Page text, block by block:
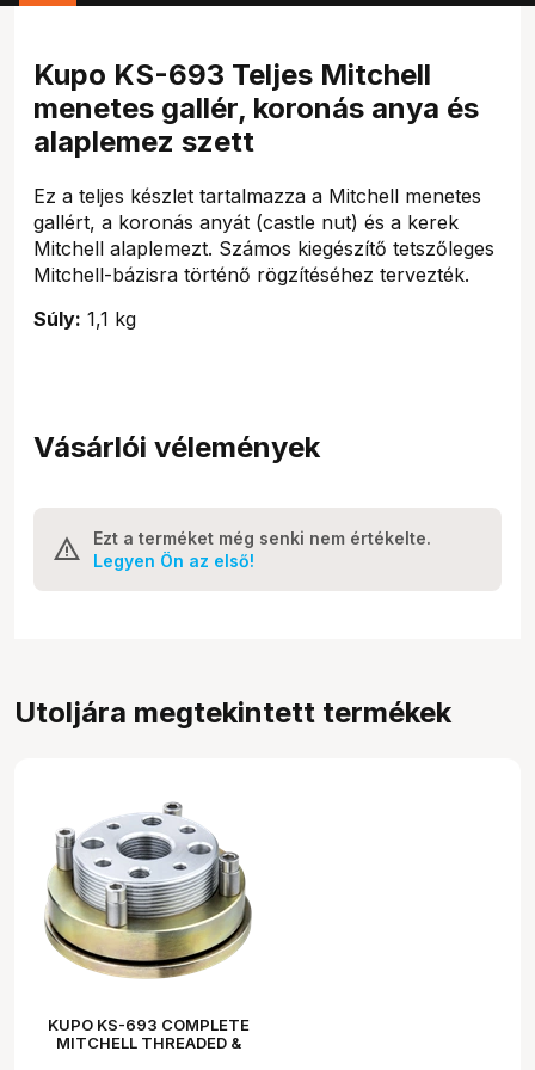
Kupo KS-693 Teljes Mitchell
menetes gallér, koronás anya és
alaplemez szett
Ez a teljes készlet tartalmazza a Mitchell menetes
gallért, a koronás anyát (castle nut) és a kerek
Mitchell alaplemezt. Számos kiegészítő tetszőleges
Mitchell-bázisra történő rögzítéséhez tervezték.
Súly: 1,1 kg
Vásárlói vélemények
Ezt a terméket még senki nem értékelte.
Legyen Ön az első!
Utoljára megtekintett termékek
KUPO KS-693 COMPLETE
MITCHELL THREADED &